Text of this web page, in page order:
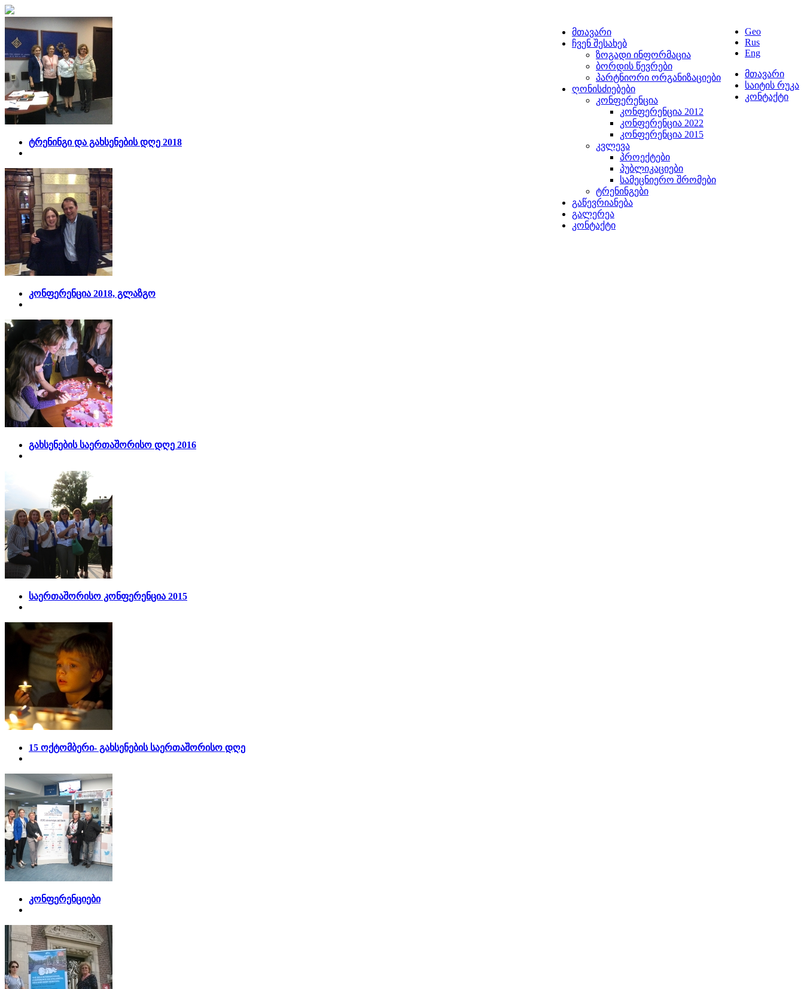
Geo
Rus
Eng
მთავარი
საიტის რუკა
კონტაქტი
მთავარი
ჩვენ შესახებ
ზოგადი ინფორმაცია
ბორდის წევრები
პარტნიორი ორგანიზაციები
ღონისძიებები
კონფერენცია
კონფერენცია 2012
კონფერენცია 2022
კონფერენცია 2015
კვლევა
პროექტები
პუბლიკაციები
სამეცნიერო შრომები
ტრენინგები
გაწევრიანება
გალერეა
კონტაქტი
ტრენინგი და გახსენების დღე 2018
კონფერენცია 2018, გლაზგო
გახსენების საერთაშორისო დღე 2016
საერთაშორისო კონფერენცია 2015
15 ოქტომბერი- გახსენების საერთაშორისო დღე
კონფერენციები